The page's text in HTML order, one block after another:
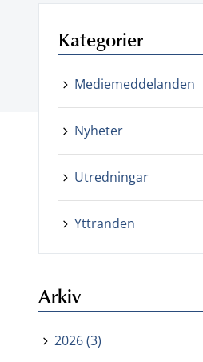
Kategorier
Mediemeddelanden
Nyheter
Utredningar
Yttranden
Arkiv
2026 (3)